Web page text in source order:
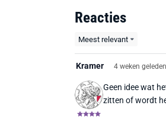
Reacties
Meest relevant
Kramer 4 weken geleden
Geen idee wat
zitten of wordt